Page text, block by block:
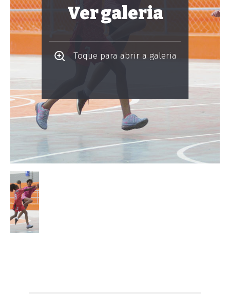
Ver galeria
Toque para abrir a galeria